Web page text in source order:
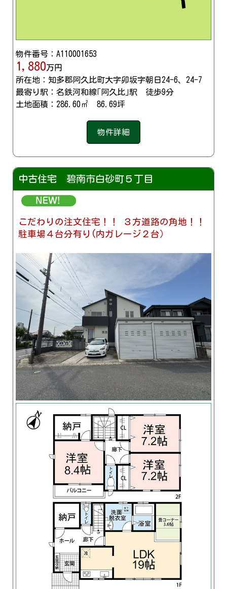
物件番号：A110001653
1,880万円
所在地：知多郡阿久比町大字卯坂字朝日24-6、24-7
最寄り駅：名鉄河和線｢阿久比｣駅 徒歩9分
土地面積：286.60㎡ 86.69坪
物件詳細
中古住宅 碧南市白砂町５丁目
こだわりの注文住宅！！ ３方道路の角地！！
駐車場４台分有り(内ガレージ２台）